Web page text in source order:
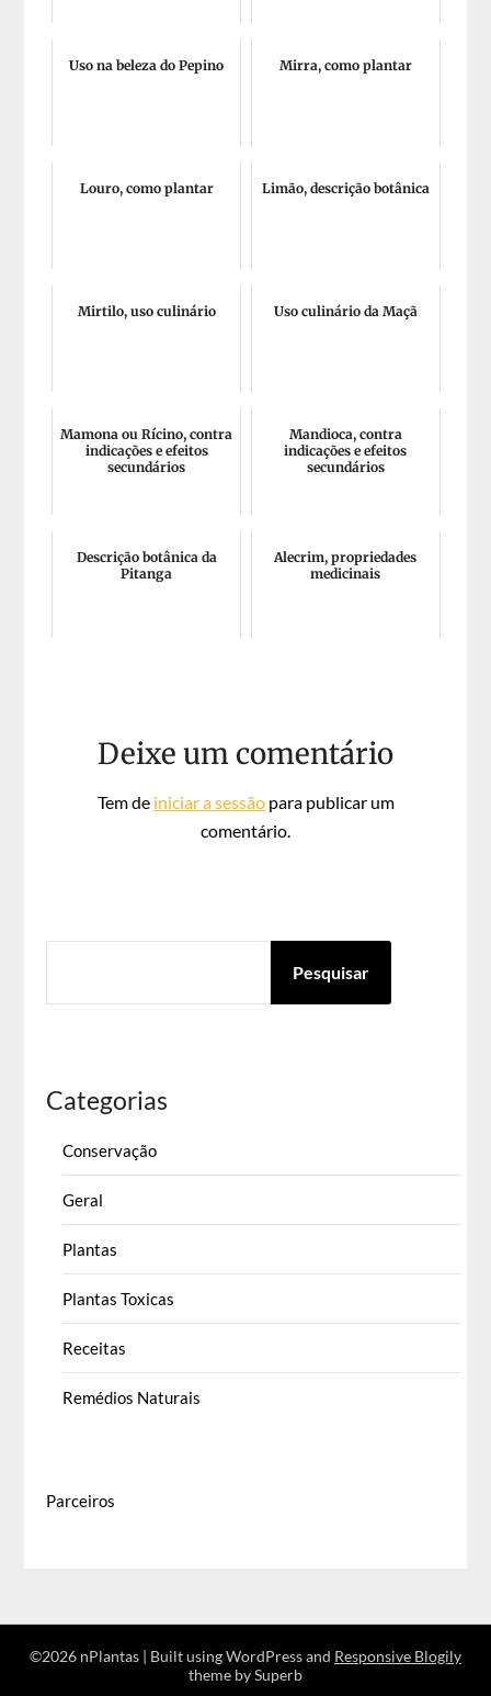
Uso na beleza do Pepino Mirra, como plantar
Louro, como plantar Limão, descrição botânica
Mirtilo, uso culinário Uso culinário da Maçã
Mamona ou Rícino, contra
indicações e efeitos
secundários
Mandioca, contra
indicações e efeitos
secundários
Descrição botânica da
Pitanga
Alecrim, propriedades
medicinais
Deixe um comentário
Tem de iniciar a sessãopara publicar um
comentário.
Pesquisar
Categorias
Conservação
Geral
Plantas
Plantas Toxicas
Receitas
Remédios Naturais
Parceiros
©2026 nPlantas | Built using WordPress and Responsive Blogily
theme by Superb